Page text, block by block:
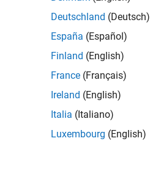
Deutschland (Deutsch)
España (Español)
Finland (English)
France (Français)
Ireland (English)
Italia (Italiano)
Luxembourg (English)